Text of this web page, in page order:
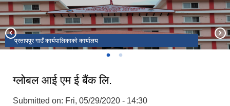
प्रतापपुर गाउँ कार्यपालिकाको कार्यालय
प्रशासनिक भवन उद्घाटन
ग्लोबल आई एम ई बैंक लि.
Submitted on: Fri, 05/29/2020 - 14:30